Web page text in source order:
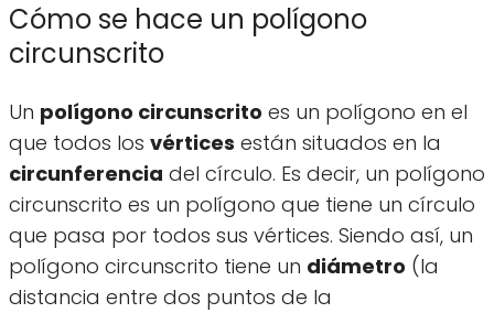
Cómo se hace un polígono
circunscrito
Un polígono circunscrito es un polígono en el
que todos los vértices están situados en la
circunferencia del círculo. Es decir, un polígono
circunscrito es un polígono que tiene un círculo
que pasa por todos sus vértices. Siendo así, un
polígono circunscrito tiene un diámetro (la
distancia entre dos puntos de la